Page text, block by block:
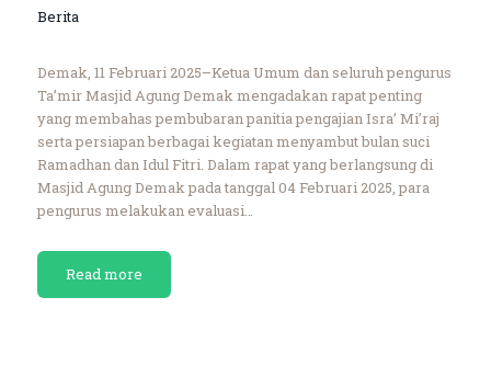
Berita
Demak, 11 Februari 2025–Ketua Umum dan seluruh pengurus
Ta’mir Masjid Agung Demak mengadakan rapat penting
yang membahas pembubaran panitia pengajian Isra’ Mi’raj
serta persiapan berbagai kegiatan menyambut bulan suci
Ramadhan dan Idul Fitri. Dalam rapat yang berlangsung di
Masjid Agung Demak pada tanggal 04 Februari 2025, para
pengurus melakukan evaluasi…
Read more